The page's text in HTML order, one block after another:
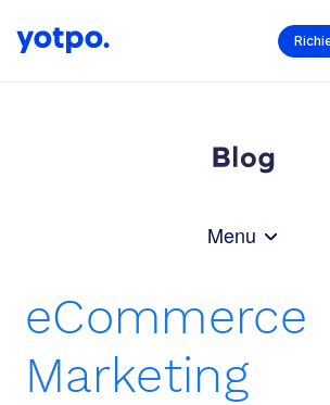
Menu
eCommerce
Marketing